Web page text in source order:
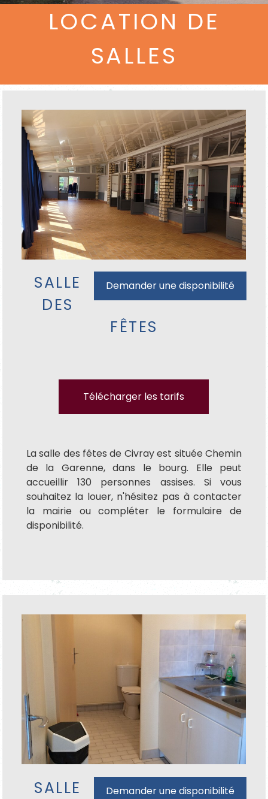
LOCATION DE
SALLES
Demander une disponibilité
SALLE
DES
FÊTES
Télécharger les tarifs
La salle des fêtes de Civray est située Chemin
de la Garenne, dans le bourg. Elle peut
accueillir 130 personnes assises. Si vous
souhaitez la louer, n'hésitez pas à contacter
la mairie ou compléter le formulaire de
disponibilité.
Demander une disponibilité
SALLE